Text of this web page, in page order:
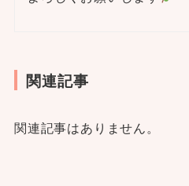
関連記事
関連記事はありません。